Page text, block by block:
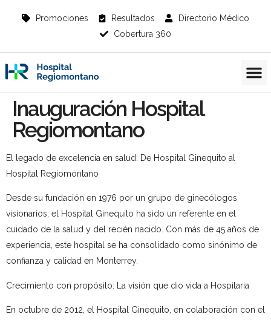
Promociones Resultados
Directorio Médico
Cobertura 360
Inauguración Hospital
Regiomontano
El legado de excelencia en salud: De Hospital Ginequito al
Hospital Regiomontano
Desde su fundación en 1976 por un grupo de ginecólogos
visionarios, el Hospital Ginequito ha sido un referente en el
cuidado de la salud y del recién nacido. Con más de 45 años de
experiencia, este hospital se ha consolidado como sinónimo de
confianza y calidad en Monterrey.
Crecimiento con propósito: La visión que dio vida a Hospitaria
En octubre de 2012, el Hospital Ginequito, en colaboración con el